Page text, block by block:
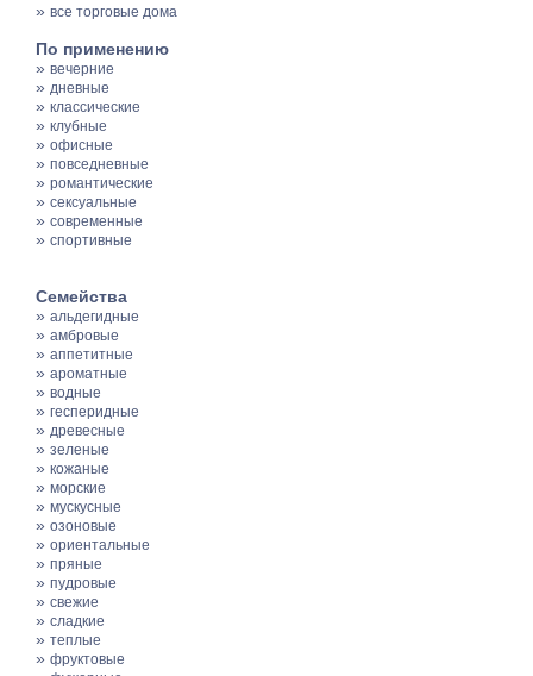
» все торговые дома
По применению
» вечерние
» дневные
» классические
» клубные
» офисные
» повседневные
» романтические
» сексуальные
» современные
» спортивные
Семейства
» альдегидные
» амбровые
» аппетитные
» ароматные
» водные
» гесперидные
» древесные
» зеленые
» кожаные
» морские
» мускусные
» озоновые
» ориентальные
» пряные
» пудровые
» свежие
» сладкие
» теплые
» фруктовые